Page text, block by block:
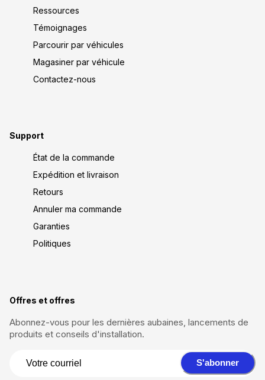
Ressources
Témoignages
Parcourir par véhicules
Magasiner par véhicule
Contactez-nous
Support
État de la commande
Expédition et livraison
Retours
Annuler ma commande
Garanties
Politiques
Offres et offres
Abonnez-vous pour les dernières aubaines, lancements de
produits et conseils d'installation.
S'abonner